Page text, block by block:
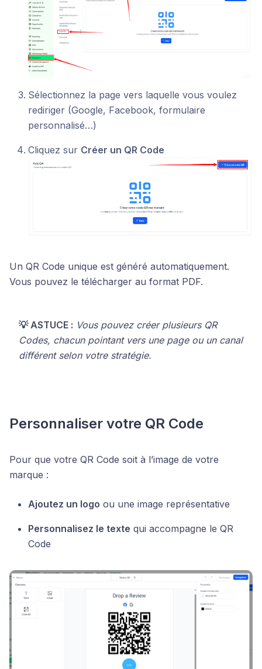
Sélectionnez la page vers laquelle vous voulez
rediriger (Google, Facebook, formulaire
personnalisé…)
Cliquez sur Créer un QR Code
Un QR Code unique est généré automatiquement.
Vous pouvez le télécharger au format PDF.
💡 ASTUCE : Vous pouvez créer plusieurs QR
Codes, chacun pointant vers une page ou un canal
différent selon votre stratégie.
Personnaliser votre QR Code
Pour que votre QR Code soit à l’image de votre
marque :
Ajoutez un logo ou une image représentative
Personnalisez le texte qui accompagne le QR
Code